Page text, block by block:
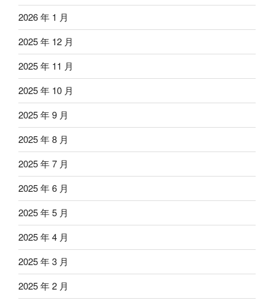
2026 年 1 月
2025 年 12 月
2025 年 11 月
2025 年 10 月
2025 年 9 月
2025 年 8 月
2025 年 7 月
2025 年 6 月
2025 年 5 月
2025 年 4 月
2025 年 3 月
2025 年 2 月